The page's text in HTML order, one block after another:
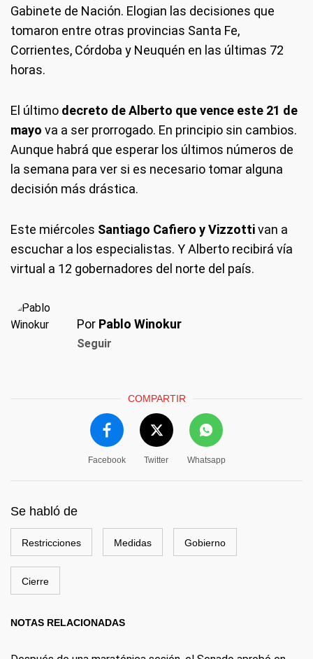
Gabinete de Nación. Elogian las decisiones que
tomaron entre otras provincias Santa Fe,
Corrientes, Córdoba y Neuquén en las últimas 72
horas.
El último decreto de Alberto que vence este 21 de
mayo va a ser prorrogado. En principio sin cambios.
Aunque habrá que esperar los últimos números de
la semana para ver si es necesario tomar alguna
decisión más drástica.
Este miércoles Santiago Cafiero y Vizzottivan a
escuchar a los especialistas. Y Alberto recibirá vía
virtual a 12 gobernadores del norte del país.
Por Pablo Winokur
Seguir
COMPARTIR
Facebook Twitter Whatsapp
Se habló de
Restricciones Medidas Gobierno
Cierre
NOTAS RELACIONADAS